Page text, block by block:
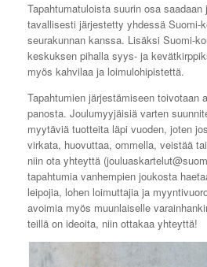
Tapahtumatuloista suurin osa
tavallisesti järjestetty yhdessä Suomi-
seurakunnan kanssa. Lisäksi Suomi-
keskuksen pihalla syys- ja
myös kahvilaa ja loimulohipistettä.
Tapahtumien järjestämiseen toivotaan
panosta. Joulumyyjäisiä varten
myytäviä tuotteita läpi vuoden, joten
virkata, huovuttaa, ommella, veistää
niin ota yhteyttä
tapahtumia vanhempien joukosta
leipojia, lohen loimuttajia ja
avoimia myös muunlaiselle
teillä on ideoita, niin ottakaa yhteyttä!